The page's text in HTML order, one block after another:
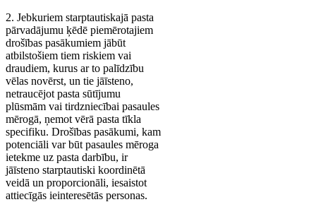
2. Jebkuriem starptautiskajā pasta
pārvadājumu ķēdē piemērotajiem
drošības pasākumiem jābūt
atbilstošiem tiem riskiem vai
draudiem, kurus ar to palīdzību
vēlas novērst, un tie jāīsteno,
netraucējot pasta sūtījumu
plūsmām vai tirdzniecībai pasaules
mērogā, ņemot vērā pasta tīkla
specifiku. Drošības pasākumi, kam
potenciāli var būt pasaules mēroga
ietekme uz pasta darbību, ir
jāīsteno starptautiski koordinētā
veidā un proporcionāli, iesaistot
attiecīgās ieinteresētās personas.